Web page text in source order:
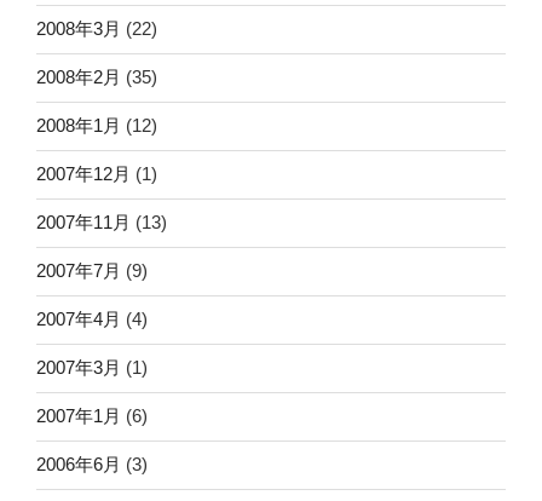
2008年3月 (22)
2008年2月 (35)
2008年1月 (12)
2007年12月 (1)
2007年11月 (13)
2007年7月 (9)
2007年4月 (4)
2007年3月 (1)
2007年1月 (6)
2006年6月 (3)